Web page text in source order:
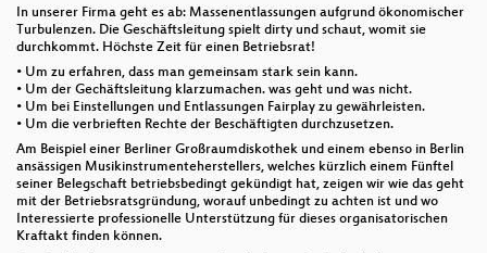
In unserer Firma geht es ab: Massenentlassungen aufgrund ökonomischer
Turbulenzen. Die Geschäftsleitung spielt dirty und schaut, womit sie
durchkommt. Höchste Zeit für einen Betriebsrat!
• Um zu erfahren, dass man gemeinsam stark sein kann.
• Um der Gechäftsleitung klarzumachen. was geht und was nicht.
• Um bei Einstellungen und Entlassungen Fairplay zu gewährleisten.
• Um die verbrieften Rechte der Beschäftigten durchzusetzen.
Am Beispiel einer Berliner Großraumdiskothek und einem ebenso in Berlin
ansässigen Musikinstrumenteherstellers, welches kürzlich einem Fünftel
seiner Belegschaft betriebsbedingt gekündigt hat, zeigen wir wie das geht
mit der Betriebsratsgründung, worauf unbedingt zu achten ist und wo
Interessierte professionelle Unterstützung für dieses organisatorischen
Kraftakt finden können.